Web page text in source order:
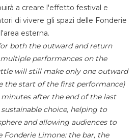
a creare l'effetto festival e
di vivere gli spazi delle Fonderie
esterna.
both the outward and return
performances on the
will still make only one outward
the start of the first performance)
after the end of the last
choice, helping to
and allowing audiences to
Fonderie Limone: the bar, the